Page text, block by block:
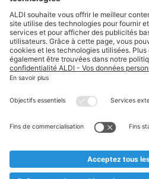
Suivez ALDI Belgique
Textes marqués d'un astérisque et
* Nous vendons ces articles
au cas où, malgré le planning bien
prématurément en rupture de stock.
** Sur ce site, l’utilisation de la